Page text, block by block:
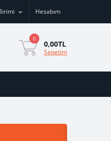
Hesabım
0
0,00TL
Sepetim